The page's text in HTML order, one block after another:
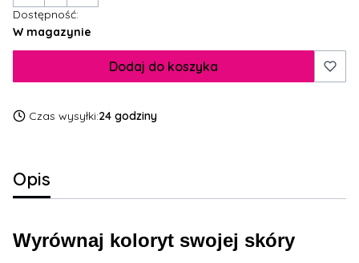
Dostępność:
W magazynie
Dodaj do koszyka
Czas wysyłki:24 godziny
Opis
Wyrównaj koloryt swojej skóry